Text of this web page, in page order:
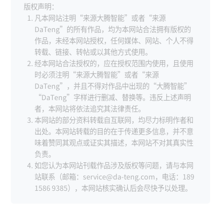
版权声明：
凡本网站注明“来源大腾智能”或者“来源
DaTeng”的所有作品，均为本网站合法拥有版权的
作品，未经本网站授权，任何媒体、网站、个人不得
转载、链接、转帖或以其他方式使用。
经本网站合法授权的，应在授权范围内使用，且使用
时必须注明“来源大腾智能”或者“来源
DaTeng”，并且不得对作品中出现的“大腾智能”
“DaTeng”字样进行删减、替换等。违反上述声明
者，本网站将依法追究其法律责任。
本网站的部分资料转载自互联网，均尽力标明作者和
出处。本网站转载的目的在于传递更多信息，并不意
味着赞同其观点或证实其描述，本网站不对其真实性
负责。
如您认为本网站刊载作品涉及版权等问题，请与本网
站联系（邮箱：service@da-teng.com，电话：189
1586 9385），本网站核实确认后会尽快予以处理。